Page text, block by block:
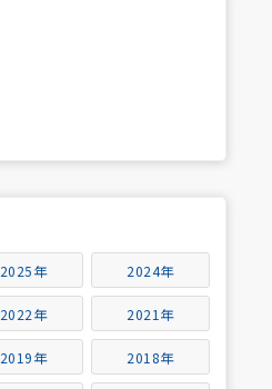
2025年 2024年
2022年 2021年
2019年 2018年